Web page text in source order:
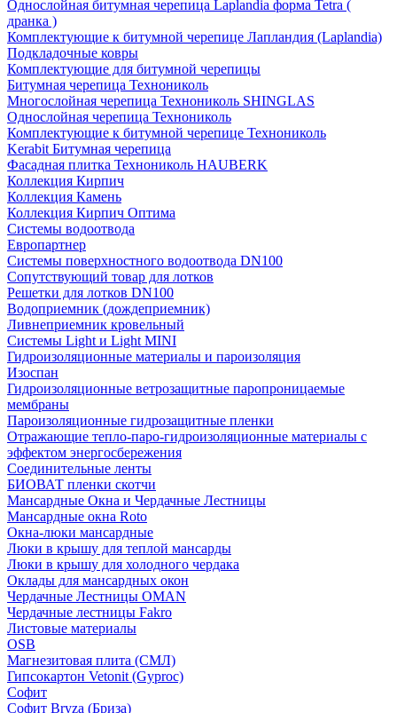
Однослойная битумная черепица Laplandia форма Tetra (
дранка )
Комплектующие к битумной черепице Лапландия (Laplandia)
Подкладочные ковры
Комплектующие для битумной черепицы
Битумная черепица Технониколь
Многослойная черепица Технониколь SHINGLAS
Однослойная черепица Технониколь
Комплектующие к битумной черепице Технониколь
Kerabit Битумная черепица
Фасадная плитка Технониколь HAUBERK
Кол​лекция Кирпич
Кол​лекция Камень
Коллекция Кирпич Оптима
Системы водоотвода
Европартнер
Системы поверхностного водоотвода DN100
Сопутствующий товар для лотков
Решетки для лотков DN100
Водоприемник (дождеприемник)
Ливнеприемник кровельный
Системы Light и Light MINI
Гидроизоляционные материалы и пароизоляция
Изоспан
Гидроизоляционные ветрозащитные паропроницаемые
мембраны
Пароизоляционные гидрозащитные пленки
Отражающие тепло-паро-гидроизоляционные материалы с
эффектом энергосбережения
Соединительные ленты
БИОВАТ пленки скотчи
Мансардные Окна и Чердачные Лестницы
Мансардные окна Roto
Окна-люки мансардные
Люки в крышу для теплой мансарды
Люки в крышу для холодного чердака
Оклады для мансардных окон
Чердачные Лестницы OMAN
Чердачные лестницы Fakro
Листовые материалы
OSB
Магнезитовая плита (СМЛ)
Гипсокартон Vetonit (Gyproc)
Софит
Софит Bryza (Бриза)